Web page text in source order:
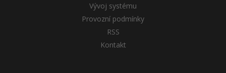
Vývoj systému
Provozní podmínky
RSS
Kontakt